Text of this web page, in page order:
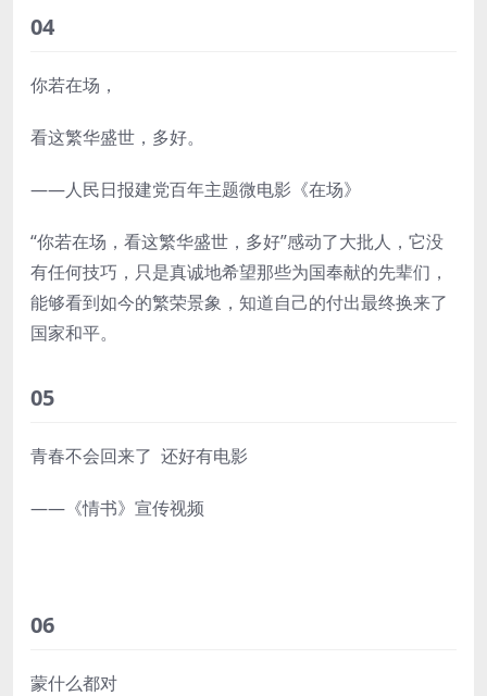
04
你若在场，
看这繁华盛世，多好。
——人民日报建党百年主题微电影《在场》
“你若在场，看这繁华盛世，多好”感动了大批人，它没
有任何技巧，只是真诚地希望那些为国奉献的先辈们，
能够看到如今的繁荣景象，知道自己的付出最终换来了
国家和平。
05
青春不会回来了 还好有电影
——《情书》宣传视频
06
蒙什么都对